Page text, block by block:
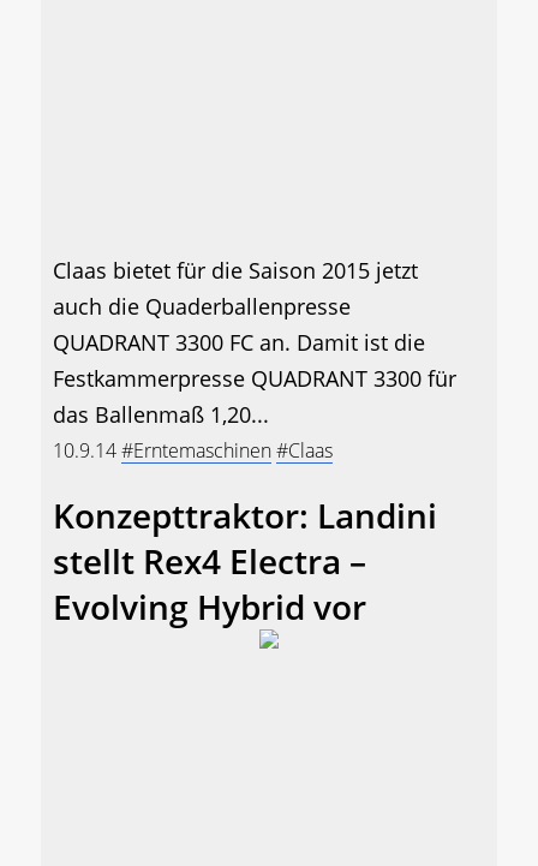
Claas bietet für die Saison 2015 jetzt
auch die Quaderballenpresse
QUADRANT 3300 FC an. Damit ist die
Festkammerpresse QUADRANT 3300 für
das Ballenmaß 1,20...
10.9.14#Erntemaschinen#Claas
Konzepttraktor: Landini
stellt Rex4 Electra –
Evolving Hybrid vor